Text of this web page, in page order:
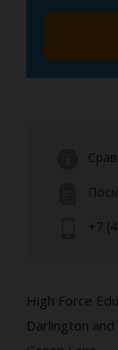
+7
High Force
Darlington